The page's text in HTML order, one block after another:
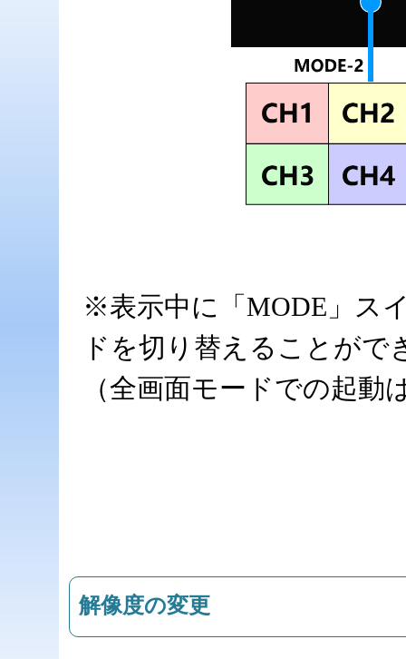
※表示中に「MODE」ス
ドを切り替えることがで
（全画面モードでの起動
解像度の変更